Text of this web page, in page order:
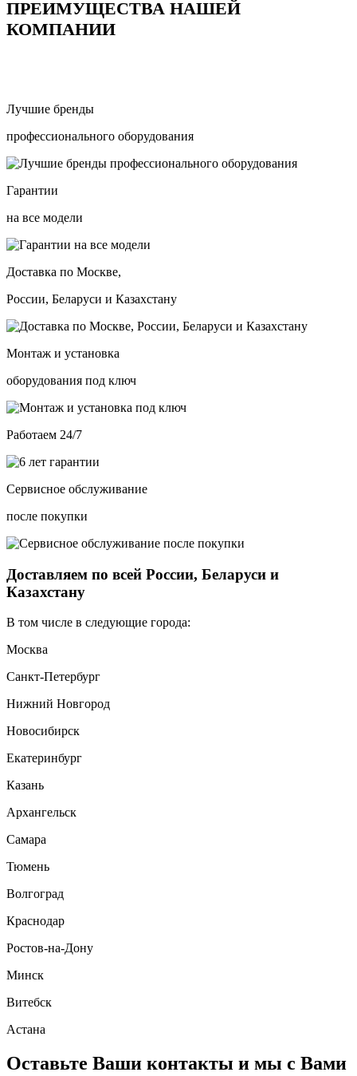
ПРЕИМУЩЕСТВА НАШЕЙ
КОМПАНИИ
Лучшие бренды
профессионального оборудования
Гарантии
на все модели
Доставка по Москве,
России, Беларуси и Казахстану
Монтаж и установка
оборудования под ключ
Работаем 24/7
Сервисное обслуживание
после покупки
Доставляем по всей России, Беларуси и
Казахстану
В том числе в следующие города:
Москва
Санкт-Петербург
Нижний Новгород
Новосибирск
Екатеринбург
Казань
Архангельск
Самара
Тюмень
Волгоград
Краснодар
Ростов-на-Дону
Минск
Витебск
Астана
Оставьте Ваши контакты и мы с Вами